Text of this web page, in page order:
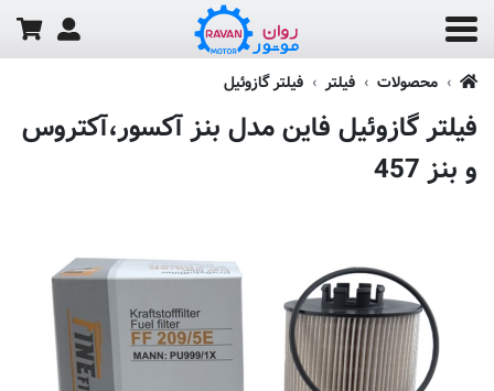
محصولات فیلتر فیلتر گازوئیل
فیلتر گازوئیل فاین مدل بنز آکسور،آکتروس
و بنز 457